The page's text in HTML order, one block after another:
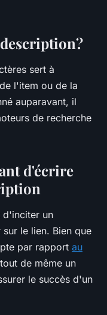
sert à
l'item ou de la
auparavant, il
de recherche
d'écrire
d'inciter un
le lien. Bien que
par rapport au
de même un
le succès d'un